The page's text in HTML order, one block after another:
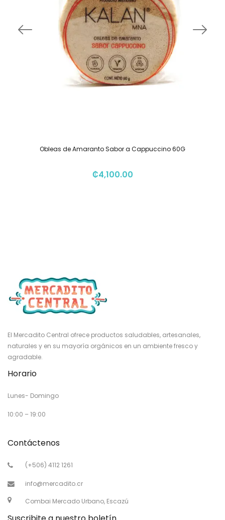
Obleas de Amaranto Sabor a Cappuccino 60G
₡4,100.00
El Mercadito Central ofrece productos saludables, artesanales,
naturales y en su mayoría orgánicos en un ambiente fresco y
agradable.
Horario
Lunes- Domingo
10:00 – 19:00
Contáctenos
(+506) 4112 1261
info@mercadito.cr
Combai Mercado Urbano, Escazú